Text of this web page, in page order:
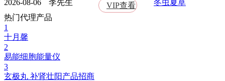
2026-08-06 李先生 VIP查看 冬虫夏草
热门代理产品
1
十月馨
2
易能细胞能量仪
3
玄极丸 补肾壮阳产品招商